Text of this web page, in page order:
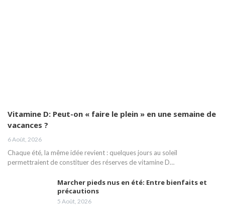
Vitamine D: Peut-on « faire le plein » en une semaine de
vacances ?
6 Août, 2026
Chaque été, la même idée revient : quelques jours au soleil
permettraient de constituer des réserves de vitamine D…
Marcher pieds nus en été: Entre bienfaits et
précautions
5 Août, 2026